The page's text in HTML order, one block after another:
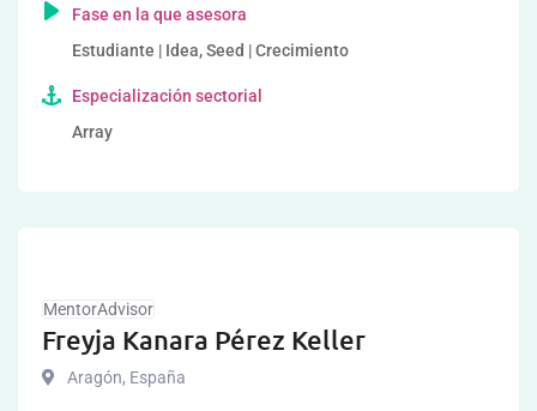
Fase en la que asesora
Estudiante | Idea, Seed | Crecimiento
Especialización sectorial
Array
MentorAdvisor
Freyja Kanara Pérez Keller
Aragón, España